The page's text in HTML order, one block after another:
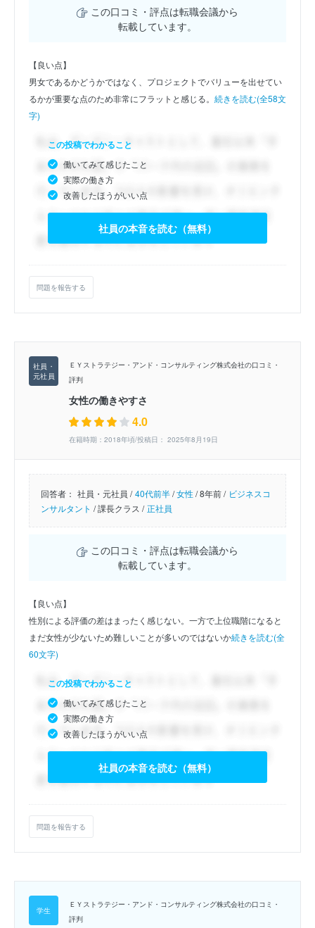
この口コミ・評点は転職会議から
転載しています。
【良い点】
男女であるかどうかではなく、プロジェクトでバリューを出せてい
るかが重要な点のため非常にフラットと感じる。 続きを読む(全58文
字)
この投稿でわかること
働いてみて感じたこと
実際の働き方
改善したほうがいい点
社員の本音を読む（無料）
問題を報告する
ＥＹストラテジー・アンド・コンサルティング株式会社の口コミ・
評判
女性の働きやすさ
4.0
在籍時期：2018年頃/投稿日： 2025年8月19日
回答者： 社員・元社員 / 40代前半/女性/8年前 / ビジネスコ
ンサルタント /課長クラス / 正社員
この口コミ・評点は転職会議から
転載しています。
【良い点】
性別による評価の差はまったく感じない。一方で上位職階になると
まだ女性が少ないため難しいことが多いのではないか続きを読む(全
60文字)
この投稿でわかること
働いてみて感じたこと
実際の働き方
改善したほうがいい点
社員の本音を読む（無料）
問題を報告する
ＥＹストラテジー・アンド・コンサルティング株式会社の口コミ・
評判